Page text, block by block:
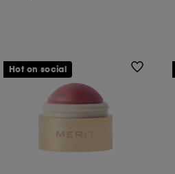
Hot on social